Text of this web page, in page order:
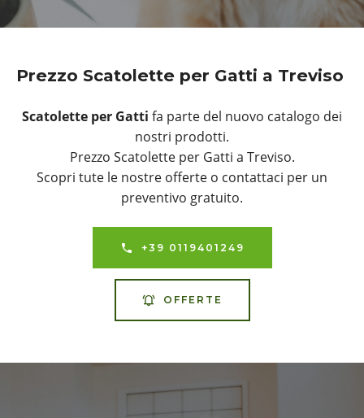
Prezzo Scatolette per Gatti a Treviso
Scatolette per Gatti fa parte del nuovo catalogo dei
nostri prodotti.
Prezzo Scatolette per Gatti a Treviso.
Scopri tute le nostre offerte o contattaci per un
preventivo gratuito.
+39 0119401249
OFFERTE